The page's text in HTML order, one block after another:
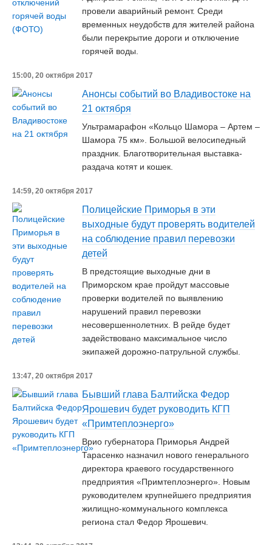
провели аварийный ремонт. Cреди
временных неудобств для жителей района
были перекрытие дороги и отключение
горячей воды.
15:00, 20 октября 2017
Анонсы событий во Владивостоке на
21 октября
Ультрамарафон «Кольцо Шамора – Артем –
Шамора 75 км». Большой велосипедный
праздник. Благотворительная выставка-
раздача котят и кошек.
14:59, 20 октября 2017
Полицейские Приморья в эти
выходные будут проверять водителей
на соблюдение правил перевозки
детей
В предстоящие выходные дни в
Приморском крае пройдут массовые
проверки водителей по выявлению
нарушений правил перевозки
несовершеннолетних. В рейде будет
задействовано максимальное число
экипажей дорожно-патрульной службы.
13:47, 20 октября 2017
Бывший глава Балтийска Федор
Ярошевич будет руководить КГП
«Примтеплоэнерго»
Врио губернатора Приморья Андрей
Тарасенко назначил нового генерального
директора краевого государственного
предприятия «Примтеплоэнерго». Новым
руководителем крупнейшего предприятия
жилищно-коммунального комплекса
региона стал Федор Ярошевич.